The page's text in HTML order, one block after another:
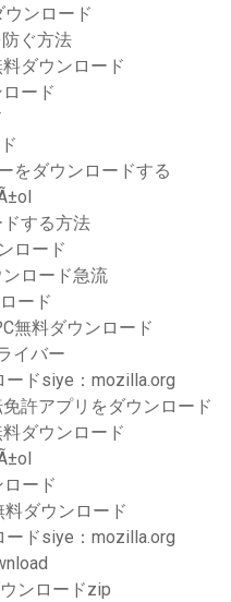
ンロード
ぐ方法
ダウンロード
ード
をダウンロードする
する方法
ロード
ロード急流
ード
無料ダウンロード
イバー
ードsiye：mozilla.org
許アプリをダウンロード
ダウンロード
ード
料ダウンロード
ードsiye：mozilla.org
ンロードzip